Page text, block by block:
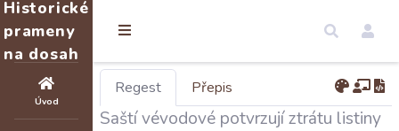
Historické
prameny
na dosah
Úvod
Regest Přepis
Saští vévodové potvrzují ztrátu listiny